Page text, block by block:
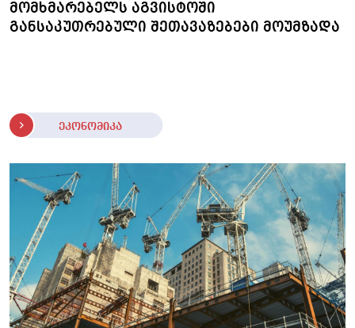
მომხმარებელს აგვისტოში
განსაკუთრებული შეთავაზებები მოუმზადა
ეკონომიკა